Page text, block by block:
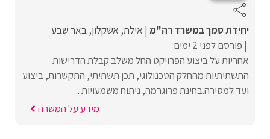
יחידת סמך במשרד רה"מ אילת אשקלון באר שבע
פורסם לפני 2 ימים
אחריות על ביצוע הפרויקט החל משלב קבלת הדרישות
התשתיתיות מהחלק הטכנולוגי, תכן תשתיתי, התקשרות, ביצוע
ועד למסירה.בחינת פרוגרמה, ניתוח משמעויות ...
מידע על המשרה